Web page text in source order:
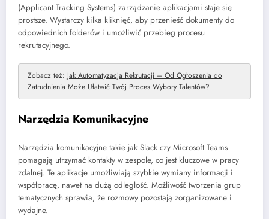
(Applicant Tracking Systems) zarządzanie aplikacjami staje się
prostsze. Wystarczy kilka kliknięć, aby przenieść dokumenty do
odpowiednich folderów i umożliwić przebieg procesu
rekrutacyjnego.
Zobacz też: Jak Automatyzacja Rekrutacji – Od Ogłoszenia do
Zatrudnienia Może Ułatwić Twój Proces Wybory Talentów?
Narzędzia Komunikacyjne
Narzędzia komunikacyjne takie jak Slack czy Microsoft Teams
pomagają utrzymać kontakty w zespole, co jest kluczowe w pracy
zdalnej. Te aplikacje umożliwiają szybkie wymiany informacji i
współpracę, nawet na dużą odległość. Możliwość tworzenia grup
tematycznych sprawia, że rozmowy pozostają zorganizowane i
wydajne.